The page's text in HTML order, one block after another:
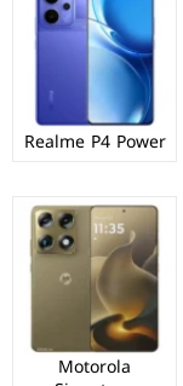
Realme P4 Power
Motorola